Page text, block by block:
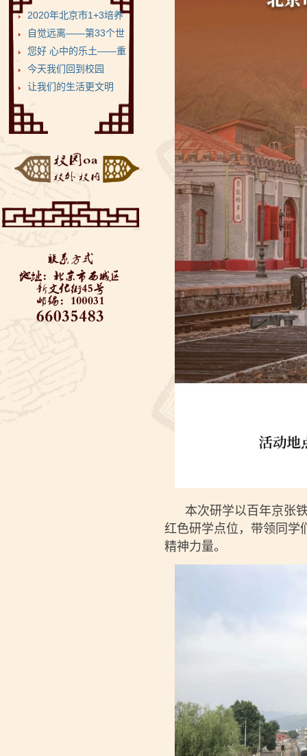
2020年北京市1+3培养
试验项目•鲁迅...
自觉远离——第33个世
界无烟日
您好 心中的乐土——重
返健康美丽的菁菁校...
今天我们回到校园
让我们的生活更文明
推...“云端阅享”——来自同
学们的好书推荐
博疫有我——记2020届
初三毕业考
校进行防疫安全检查—...
全力支持 万千保障——
金融街道向学校捐赠...
“艺”心抗疫 “艺”同成长
本次研学以百年京张铁
红色研学点位，带领同学
精神力量。